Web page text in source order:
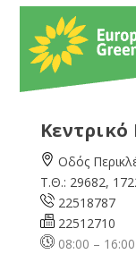
Κεντρικό
Οδός
Τ.Θ.: 29682,
22518787
22512710
08:00 –